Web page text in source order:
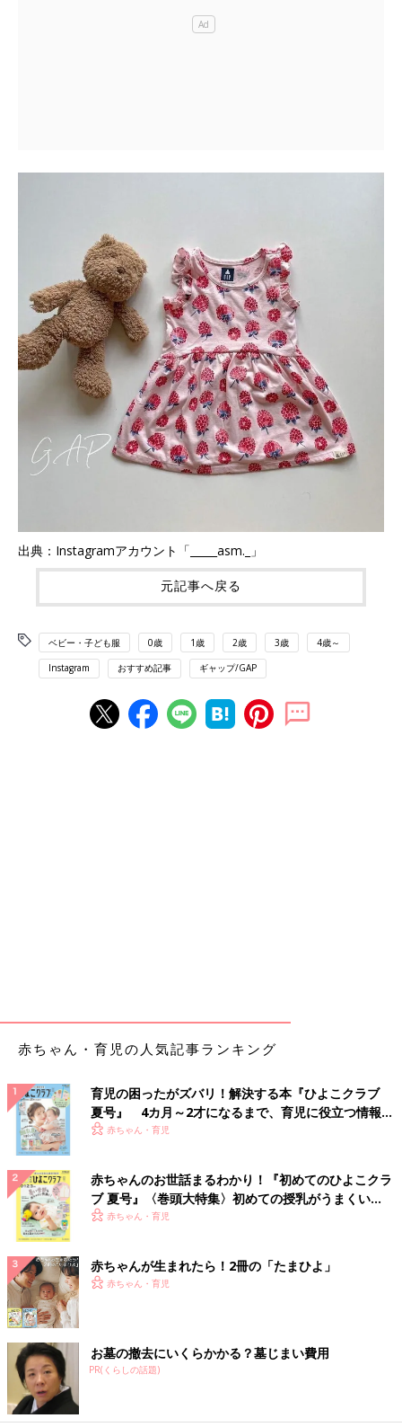
出典：Instagramアカウント「_____asm._」
元記事へ戻る
ベビー・子ども服 0歳 1歳 2歳 3歳 4歳～
Instagram おすすめ記事 ギャップ/GAP
赤ちゃん・育児の人気記事ランキング
育児の困ったがズバリ！解決する本『ひよこクラブ
夏号』 4カ月～2才になるまで、育児に役立つ情報が
いっぱい！
赤ちゃん・育児
赤ちゃんのお世話まるわかり！『初めてのひよこクラ
ブ 夏号』〈巻頭大特集〉初めての授乳がうまくい
く！ おっぱい・ミルクの基本と夏のトラブル 解決テ
赤ちゃん・育児
赤ちゃんが生まれたら！2冊の「たまひよ」
赤ちゃん・育児
お墓の撤去にいくらかかる？墓じまい費用
PR(くらしの話題)